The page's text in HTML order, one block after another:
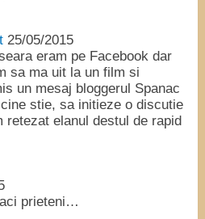
25/05/2015
eram pe Facebook dar
sa ma uit la un film si
un mesaj bloggerul Spanac
stie, sa initieze o discutie
elanul destul de rapid
prieteni…